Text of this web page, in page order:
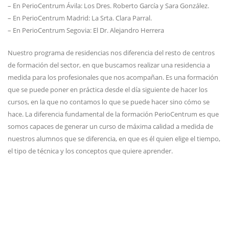
– En PerioCentrum Ávila: Los Dres. Roberto García y Sara González.
– En PerioCentrum Madrid: La Srta. Clara Parral.
– En PerioCentrum Segovia: El Dr. Alejandro Herrera
Nuestro programa de residencias nos diferencia del resto de centros
de formación del sector, en que buscamos realizar una residencia a
medida para los profesionales que nos acompañan. Es una formación
que se puede poner en práctica desde el día siguiente de hacer los
cursos, en la que no contamos lo que se puede hacer sino cómo se
hace. La diferencia fundamental de la formación PerioCentrum es que
somos capaces de generar un curso de máxima calidad a medida de
nuestros alumnos que se diferencia, en que es él quien elige el tiempo,
el tipo de técnica y los conceptos que quiere aprender.